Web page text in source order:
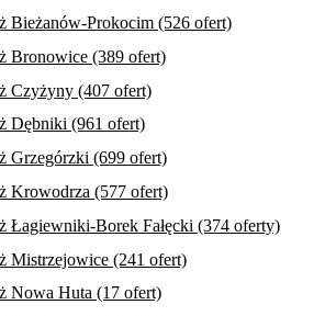
Bieżanów-Prokocim (526 ofert)
Bronowice (389 ofert)
Czyżyny (407 ofert)
Dębniki (961 ofert)
Grzegórzki (699 ofert)
Krowodrza (577 ofert)
Łagiewniki-Borek Fałęcki (374 oferty)
Mistrzejowice (241 ofert)
Nowa Huta (17 ofert)